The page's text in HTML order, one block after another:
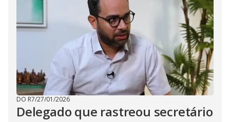
DO R7/27/01/2026
Delegado que rastreou secretário